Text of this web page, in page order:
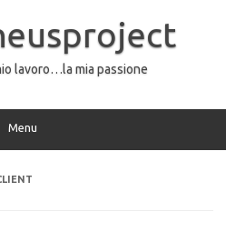
lavoro…la mia passione
Menu